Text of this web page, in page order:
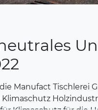
Manufact Tischlerei